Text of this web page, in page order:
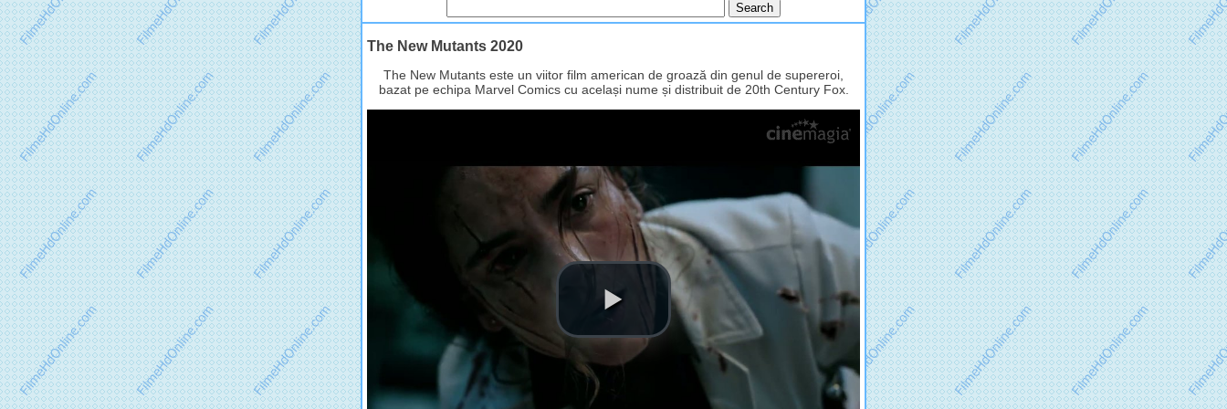
The New Mutants 2020
The New Mutants este un viitor film american de groază din genul de supereroi,
bazat pe echipa Marvel Comics cu același nume și distribuit de 20th Century Fox.